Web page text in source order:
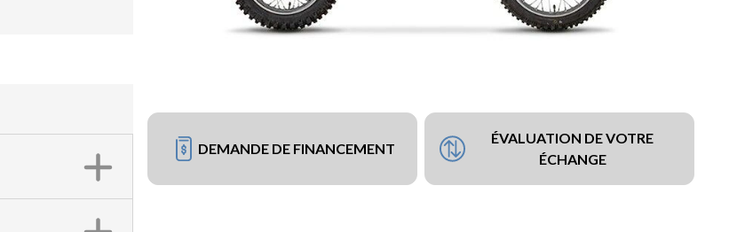
DEMANDE DE FINANCEMENT
ÉVALUATION DE VOTRE
ÉCHANGE